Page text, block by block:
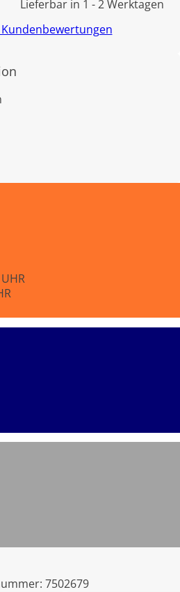
Lieferbar in 1 - 2 Werktagen
7502679